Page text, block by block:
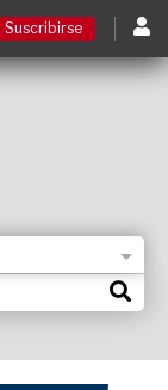
Suscribirse